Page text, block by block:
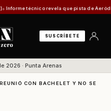
técnico revela que pista de Aeródromo
SUSCRÍBETE
2026 · Punta Arenas
CON BACHELET Y NO SE